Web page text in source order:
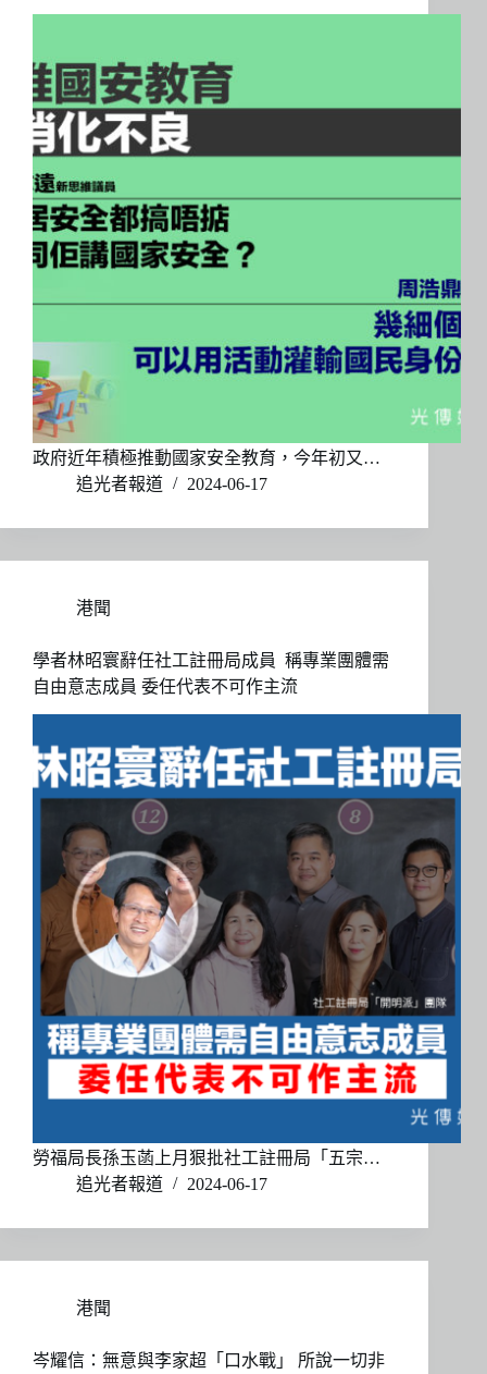
政府近年積極推動國家安全教育，今年初又…
追光者報道
2024-06-17
港聞
學者林昭寰辭任社工註冊局成員 稱專業團體需
自由意志成員 委任代表不可作主流
勞福局長孫玉菡上月狠批社工註冊局「五宗…
追光者報道
2024-06-17
港聞
岑耀信：無意與李家超「口水戰」 所說一切非